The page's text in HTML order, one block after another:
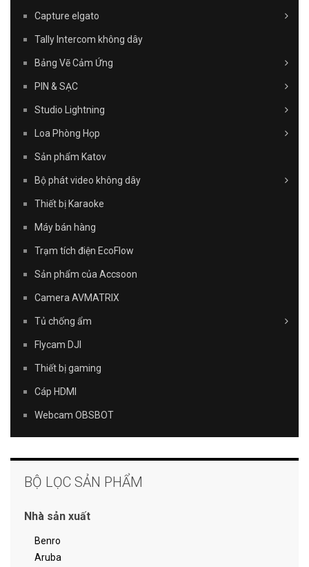
Capture elgato
Tally Intercom không dây
Bảng Vẽ Cảm Ứng
PIN & SẠC
Studio Lightning
Loa Phòng Họp
Sản phẩm Katov
Bộ phát video không dây
Thiết bị Karaoke
Máy bán hàng
Trạm tích điện EcoFlow
Sản phẩm của Accsoon
Camera AVMATRIX
Tủ chống ẩm
Flycam DJI
Thiết bị gaming
Cáp HDMI
Webcam OBSBOT
BỘ LỌC SẢN PHẨM
Nhà sản xuất
Benro
Aruba